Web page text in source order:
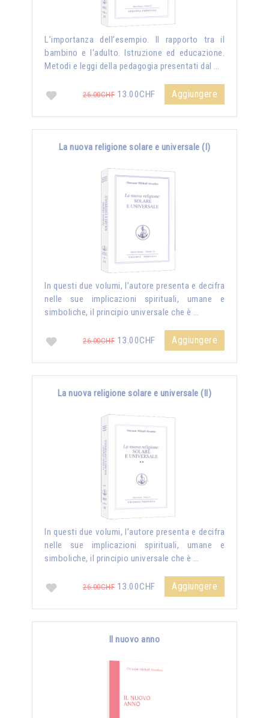
L’importanza dell’esempio. Il rapporto tra il
bambino e l'adulto. Istruzione ed educazione.
Metodi e leggi della pedagogia presentati dal …
26.00CHF 13.00CHF Aggiungere
La nuova religione solare e universale (I)
In questi due volumi, l’autore presenta e decifra
nelle sue implicazioni spirituali, umane e
simboliche, il principio universale che è …
26.00CHF 13.00CHF Aggiungere
La nuova religione solare e universale (II)
In questi due volumi, l’autore presenta e decifra
nelle sue implicazioni spirituali, umane e
simboliche, il principio universale che è …
26.00CHF 13.00CHF Aggiungere
Il nuovo anno